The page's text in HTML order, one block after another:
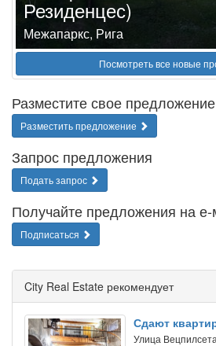
Резиденцес)
Межапаркс, Рига
Посмотреть все новые
Разместите свое предложение
Разместить предложение
Запрос предложения
Подать запрос
Получайте предложения на
Подписаться
City Real Estate рекомендует
Сдают
Улица